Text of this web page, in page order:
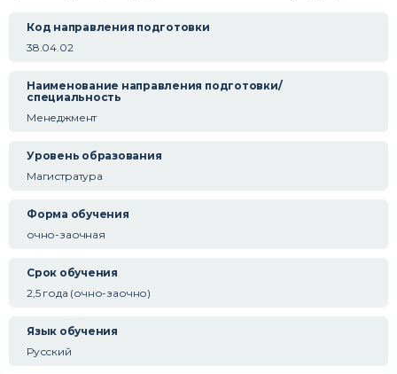
Код направления подготовки
38.04.02
Наименование направления подготовки/
специальность
Менеджмент
Уровень образования
Магистратура
Форма обучения
очно-заочная
Срок обучения
2,5 года (очно-заочно)
Язык обучения
Русский